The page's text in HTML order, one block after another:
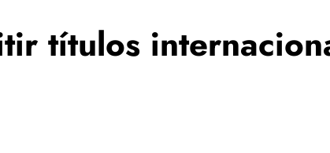
títulos